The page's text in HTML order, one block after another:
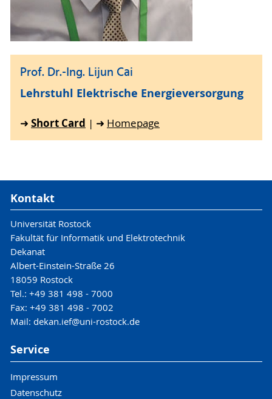
Prof. Dr.-Ing. Lijun Cai
Lehrstuhl Elektrische Energieversorgung
➜ Short Card | ➜ Homepage
Kontakt
Universität Rostock
Fakultät für Informatik und Elektrotechnik
Dekanat
Albert-Einstein-Straße 26
18059 Rostock
Tel.: +49 381 498 - 7000
Fax: +49 381 498 - 7002
Mail: dekan.ief@uni-rostock.de
Service
Impressum
Datenschutz